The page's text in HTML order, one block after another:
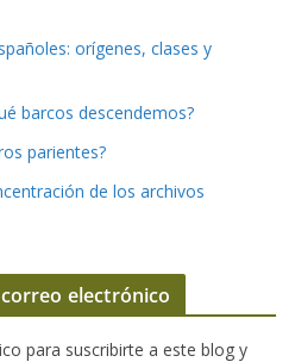
orígenes, clases y
barcos descendemos?
parientes?
de los archivos
electrónico
para suscribirte a este blog y